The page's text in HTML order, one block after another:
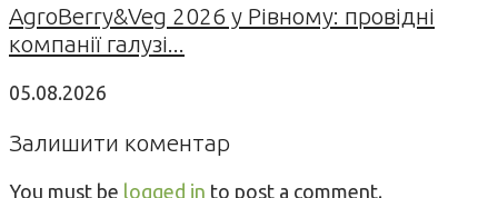
AgroBerry&Veg 2026 у Рівному: провідні
компанії галузі...
05.08.2026
Залишити коментар
You must be logged in to post a comment.